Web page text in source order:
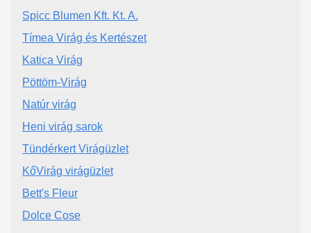
Spicc Blumen Kft. Kt. A.
Tímea Virág és Kertészet
Katica Virág
Pöttöm-Virág
Natúr virág
Heni virág sarok
Tündérkert Virágüzlet
KőVirág virágüzlet
Bett's Fleur
Dolce Cose